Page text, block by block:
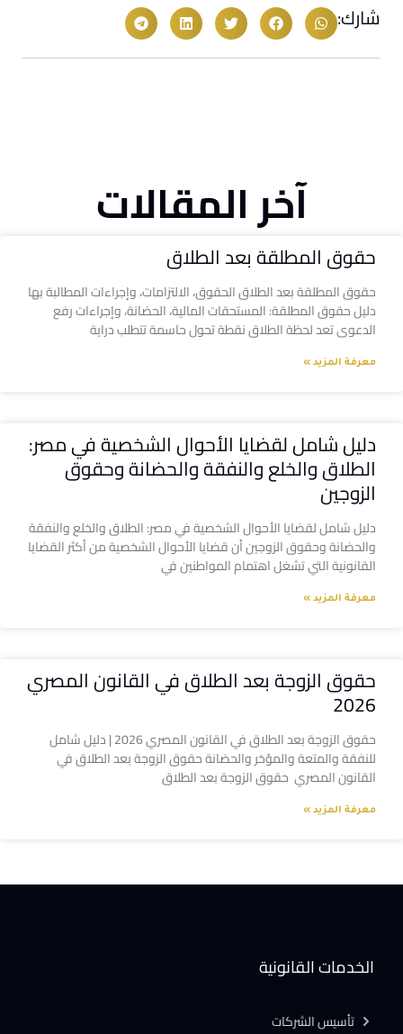
شارك:
آخر المقالات
حقوق المطلقة بعد الطلاق
حقوق المطلقة بعد الطلاق الحقوق، الالتزامات، وإجراءات المطالبة بها
دليل حقوق المطلقة: المستحقات المالية، الحضانة، وإجراءات رفع
الدعوى تعد لحظة الطلاق نقطة تحول حاسمة تتطلب دراية
معرفة المزيد »
دليل شامل لقضايا الأحوال الشخصية في مصر:
الطلاق والخلع والنفقة والحضانة وحقوق
الزوجين
دليل شامل لقضايا الأحوال الشخصية في مصر: الطلاق والخلع والنفقة
والحضانة وحقوق الزوجين أن قضايا الأحوال الشخصية من أكثر القضايا
القانونية التي تشغل اهتمام المواطنين في
معرفة المزيد »
حقوق الزوجة بعد الطلاق في القانون المصري
2026
حقوق الزوجة بعد الطلاق في القانون المصري 2026 | دليل شامل
للنفقة والمتعة والمؤخر والحضانة حقوق الزوجة بعد الطلاق في
القانون المصري حقوق الزوجة بعد الطلاق
معرفة المزيد »
الخدمات القانونية
تأسيس الشركات